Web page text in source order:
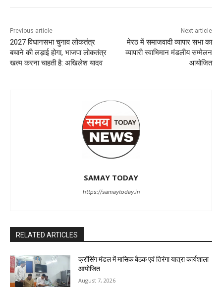
Previous article
2027 विधानसभा चुनाव लोकतंत्र
बचाने की लड़ाई होगा, भाजपा लोकतंत्र
खत्म करना चाहती है: अखिलेश यादव
Next article
मेरठ में समाजवादी व्यापार सभा का
व्यापारी स्वाभिमान मंडलीय सम्मेलन
आयोजित
SAMAY TODAY
https://samaytoday.in
RELATED ARTICLES
क्रॉसिंग मंडल में मासिक बैठक एवं तिरंगा यात्रा कार्यशाला
आयोजित
August 7, 2026